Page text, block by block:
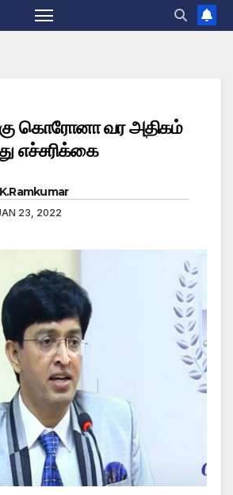
கொரோனா வர அதிகம்
எச்சரிக்கை
K.Ramkumar
23, 2022